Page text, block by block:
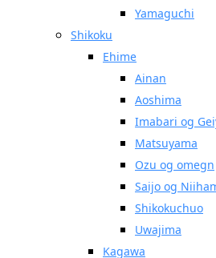
Yamaguchi
Shikoku
Ehime
Ainan
Aoshima
Imabari og
Matsuyama
Ozu og omegn
Saijo og
Shikokuchuo
Uwajima
Kagawa